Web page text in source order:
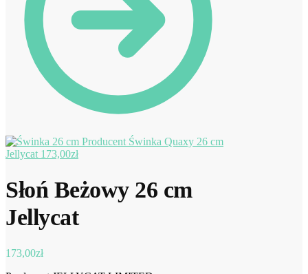
Świnka Quaxy 26 cm
Jellycat 173,00zł
Słoń Beżowy 26 cm
Jellycat
173,00zł